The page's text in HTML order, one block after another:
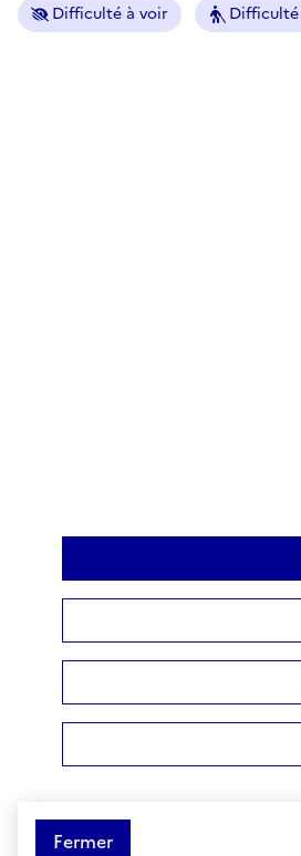
Difficulté à voir
Fermer